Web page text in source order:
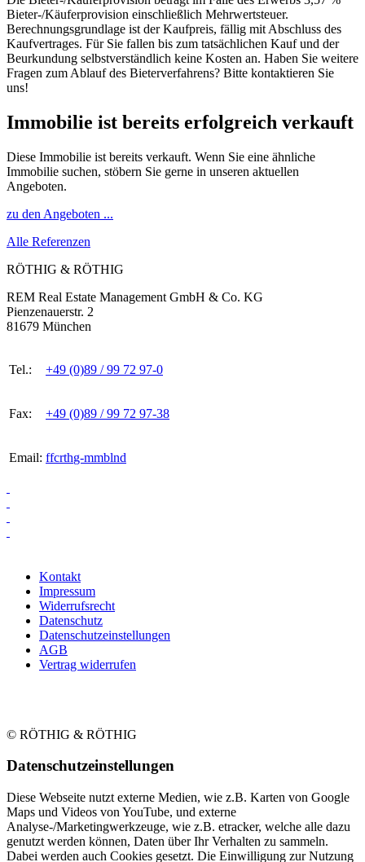
Bieter-/Käuferprovision einschließlich Mehrwertsteuer.
Berechnungsgrundlage ist der Kaufpreis, fällig mit Abschluss des
Kaufvertrages. Für Sie fallen bis zum tatsächlichen Kauf und der
Beurkundung selbstverständlich keine Kosten an. Haben Sie weitere
Fragen zum Ablauf des Bieterverfahrens? Bitte kontaktieren Sie
uns!
Immobilie ist bereits erfolgreich verkauft
Diese Immobilie ist bereits verkauft. Wenn Sie eine ähnliche
Immobilie suchen, stöbern Sie gerne in unseren aktuellen
Angeboten.
zu den Angeboten ...
Alle Referenzen
RÖTHIG & RÖTHIG
REM Real Estate Management GmbH & Co. KG
Pienzenauerstr. 2
81679 München
Tel.: +49 (0)89 / 99 72 97-0
Fax: +49 (0)89 / 99 72 97-38
Email: ffcrthg-mmblnd
Kontakt
Impressum
Widerrufsrecht
Datenschutz
Datenschutzeinstellungen
AGB
Vertrag widerrufen
© RÖTHIG & RÖTHIG
Daten­schutz­ein­stellungen
Diese Webseite nutzt externe Medien, wie z.B. Karten von Google
Maps und Videos von YouTube, und externe
Analyse-/Marketingwerkzeuge, wie z.B. etracker, welche alle dazu
genutzt werden können, Daten über Ihr Verhalten zu sammeln.
Dabei werden auch Cookies gesetzt. Die Einwilligung zur Nutzung